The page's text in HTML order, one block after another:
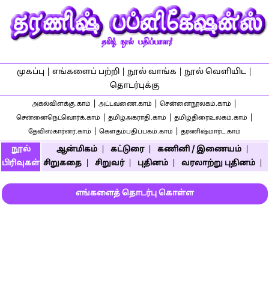
முகப்பு எங்களைப் பற்றி நூல் வாங்க நூல் வெளியிட
தொடர்புக்கு
அகல்விளக்கு.காம் அட்டவணை.காம் சென்னைநூலகம்.காம்
சென்னைநெட்வொர்க்.காம் தமிழ்அகராதி.காம் தமிழ்திரைஉலகம்.காம்
தேவிஸ்கார்னர்.காம் கௌதம்பதிப்பகம்.காம் தரணிஷ்மார்ட்.காம்
நூல்
பிரிவுகள்
ஆன்மிகம் கட்டுரை| கணினி / இணையம்
சிறுகதை| சிறுவர்| புதினம்| வரலாற்று புதினம்|
எங்களைத் தொடர்பு கொள்ள